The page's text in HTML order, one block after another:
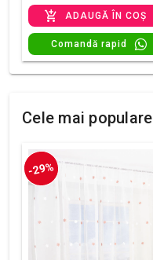
ADAUGĂ ÎN COȘ
Comandă rapid
Cele mai
-29%